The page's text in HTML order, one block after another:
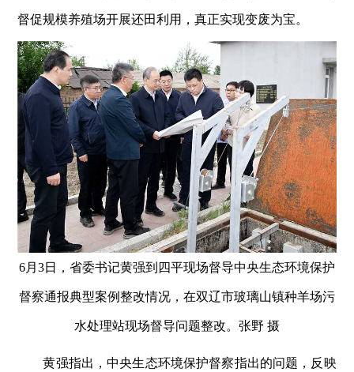
督促规模养殖场开展还田利用，真正实现变废为宝。
6月3日，省委书记黄强到四平现场督导中央生态环境保护
督察通报典型案例整改情况，在双辽市玻璃山镇种羊场污
水处理站现场督导问题整改。张野 摄
黄强指出，中央生态环境保护督察指出的问题，反映